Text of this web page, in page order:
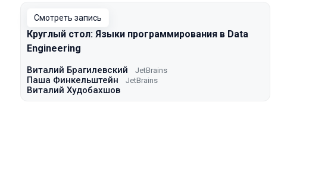
Смотреть запись
Круглый стол: Языки программирования в Data
Engineering
Виталий Брагилевский JetBrains
Паша Финкельштейн JetBrains
Виталий Худобахшов